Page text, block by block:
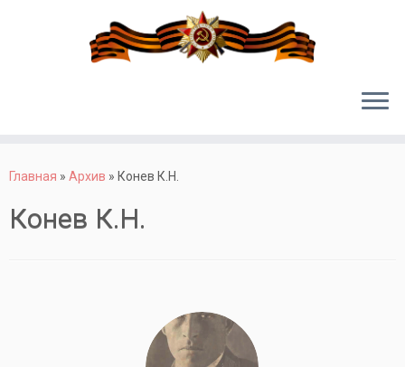
Главная » Архив » Конев К.Н.
Конев К.Н.